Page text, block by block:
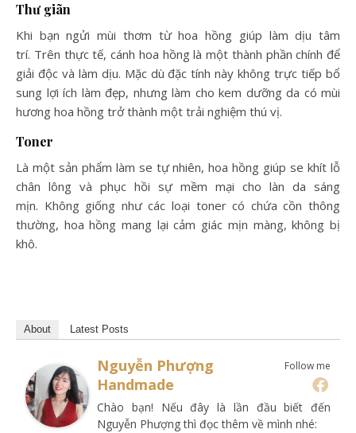
Thư giãn
Khi bạn ngửi mùi thơm từ hoa hồng giúp làm dịu tâm
trí. Trên thực tế, cánh hoa hồng là một thành phần chính để
giải độc và làm dịu. Mặc dù đặc tính này không trực tiếp bổ
sung lợi ích làm đẹp, nhưng làm cho kem dưỡng da có mùi
hương hoa hồng trở thành một trải nghiệm thú vị.
Toner
Là một sản phẩm làm se tự nhiên, hoa hồng giúp se khít lỗ
chân lông và phục hồi sự mềm mại cho làn da sáng
mịn. Không giống như các loại toner có chứa cồn thông
thường, hoa hồng mang lại cảm giác mịn màng, không bị
khô.
About Latest Posts
Follow me
Nguyễn Phượng
Handmade
Chào bạn! Nếu đây là lần đầu biết đến
Nguyễn Phượng thì đọc thêm về mình nhé: